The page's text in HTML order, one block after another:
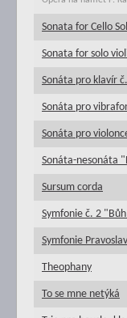
Sonata for Cello
Sonata for solo
Sonáta pro klavír
Sonáta pro
Sonáta pro
Sonáta-nesonáta
Sursum corda
Symfonie č. 2
Symfonie
Theophany
To se mne netýká